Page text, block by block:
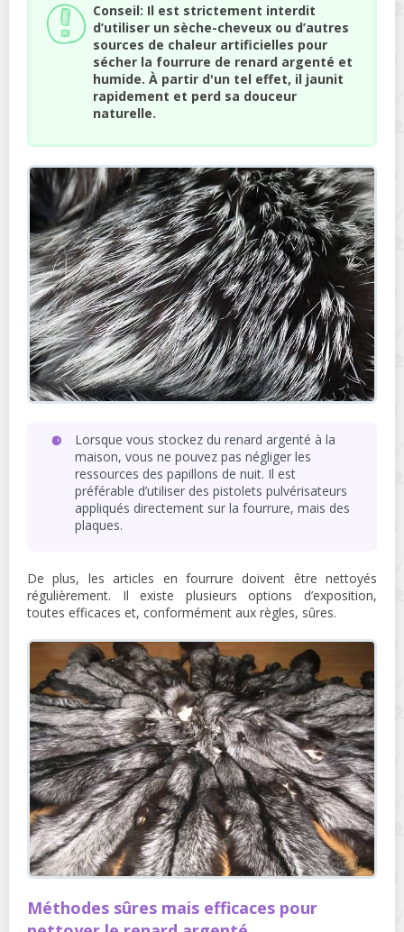
Conseil: Il est strictement interdit
d’utiliser un sèche-cheveux ou d’autres
sources de chaleur artificielles pour
sécher la fourrure de renard argenté et
humide. À partir d'un tel effet, il jaunit
rapidement et perd sa douceur
naturelle.
Lorsque vous stockez du renard argenté à la
maison, vous ne pouvez pas négliger les
ressources des papillons de nuit. Il est
préférable d’utiliser des pistolets pulvérisateurs
appliqués directement sur la fourrure, mais des
plaques.
De plus, les articles en fourrure doivent être nettoyés
régulièrement. Il existe plusieurs options d’exposition,
toutes efficaces et, conformément aux règles, sûres.
Méthodes sûres mais efficaces pour